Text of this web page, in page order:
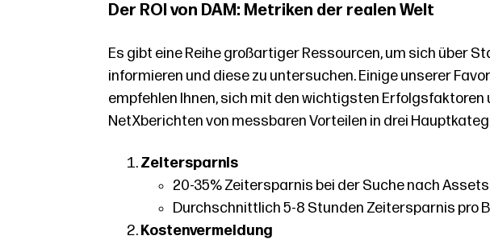
Der ROI von DAM: Metriken der realen Welt
Es gibt eine Reihe großartiger Ressourcen, um sich über
informieren und diese zu untersuchen. Einige unserer
empfehlen Ihnen, sich mit den wichtigsten
NetXberichten von messbaren Vorteilen in drei
Zeitersparnis
20-35% Zeitersparnis bei der Suche nach
Durchschnittlich 5-8 Stunden Zeitersparnis pro
Kostenvermeidung